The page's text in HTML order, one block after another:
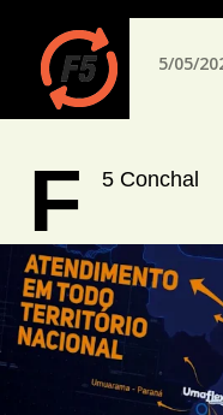
5/05/
F 5 Conchal